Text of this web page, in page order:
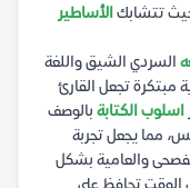
حيث تتشابكالأساطير
السردي الشيق واللغة
مبتكرة تجعل القارئ
اسلوب الكتابة بالوصف
مما يجعل تجربة
والعامية بشكل